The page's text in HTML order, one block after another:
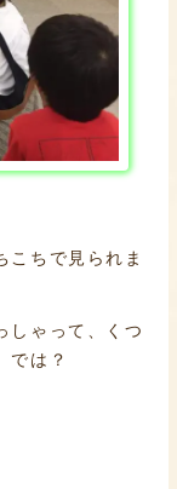
こちで見られま
しゃって、くつ
、では？